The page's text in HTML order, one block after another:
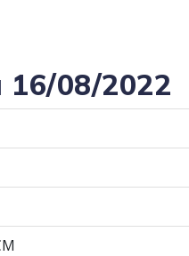
16/08/2022